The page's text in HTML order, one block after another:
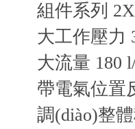
組件系列 2X
大工作壓力
大流量 180
帶電氣位置
調(diào)整